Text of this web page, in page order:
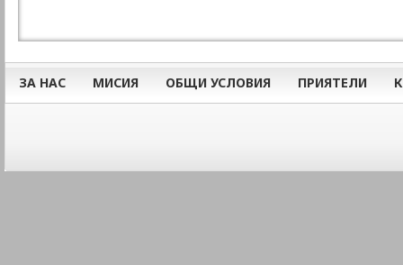
ЗА НАС МИСИЯ ОБЩИ УСЛОВИЯ ПРИЯТЕЛИ